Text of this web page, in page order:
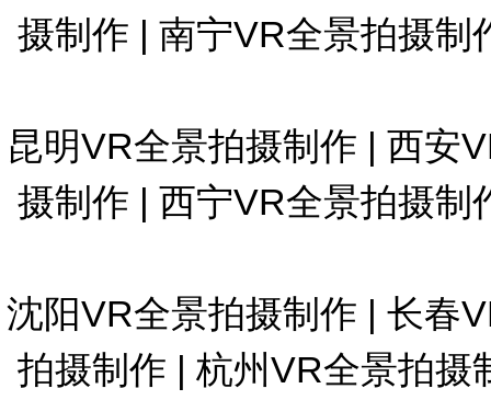
摄制作 | 南宁VR全景拍摄制
昆明VR全景拍摄制作 | 西安
摄制作 | 西宁VR全景拍摄制
沈阳VR全景拍摄制作 | 长春
拍摄制作 | 杭州VR全景拍摄